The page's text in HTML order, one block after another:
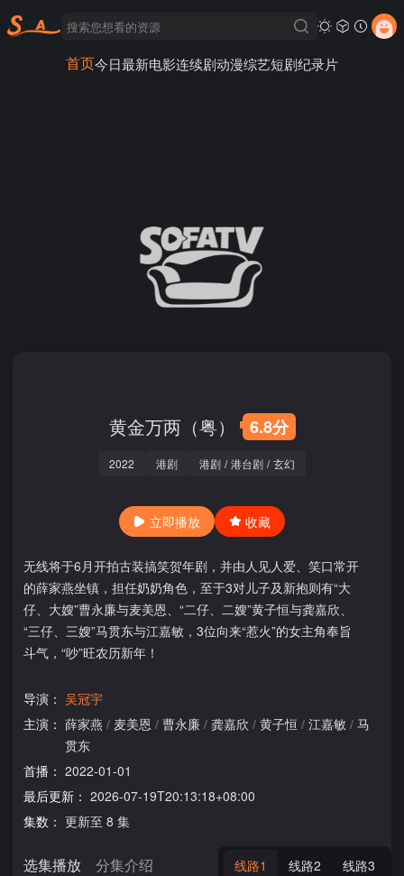
首页今日最新电影连续剧动漫综艺短剧纪录片
黄金万两（粤） 6.8分
2022 港剧 港剧 / 港台剧 / 玄幻
立即播放 收藏
无线将于6月开拍古装搞笑贺年剧，并由人见人爱、笑口常开
的薛家燕坐镇，担任奶奶角色，至于3对儿子及新抱则有“大
仔、大嫂”曹永廉与麦美恩、“二仔、二嫂”黄子恒与龚嘉欣、
“三仔、三嫂”马贯东与江嘉敏，3位向来“惹火”的女主角奉旨
斗气，“吵”旺农历新年！
导演： 吴冠宇
主演： 薛家燕 / 麦美恩 / 曹永廉 / 龚嘉欣 / 黄子恒 / 江嘉敏 / 马
贯东
首播： 2022-01-01
最后更新： 2026-07-19T20:13:18+08:00
集数： 更新至 8 集
选集播放 分集介绍 线路1 线路2 线路3